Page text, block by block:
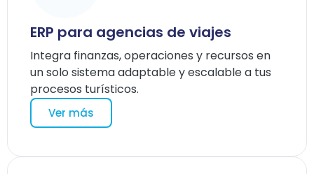
ERP para agencias de viajes
Integra finanzas, operaciones y recursos en
un solo sistema adaptable y escalable a tus
procesos turísticos.
Ver más